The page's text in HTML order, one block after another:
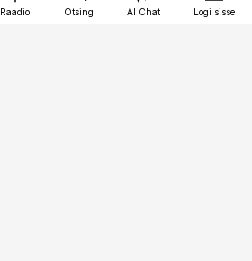
Raadio Otsing AI Chat Logi sisse